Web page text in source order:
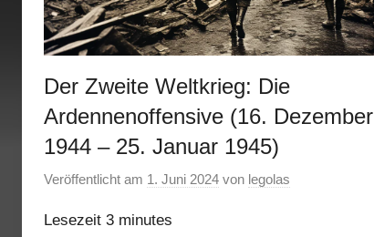
Der Zweite Weltkrieg: Die
Ardennenoffensive (16. Dezember
1944 – 25. Januar 1945)
Veröffentlicht am 1. Juni 2024 von legolas
Lesezeit 3 minutes